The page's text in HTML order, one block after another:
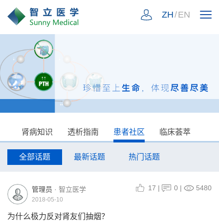
ZH/EN
肾病知识 透析指南 患者社区 临床荟萃
全部话题 最新话题 热门话题
管理员 · 智立医学 17 | 0| 5480
2018-05-10
为什么极力反对肾友们抽烟？